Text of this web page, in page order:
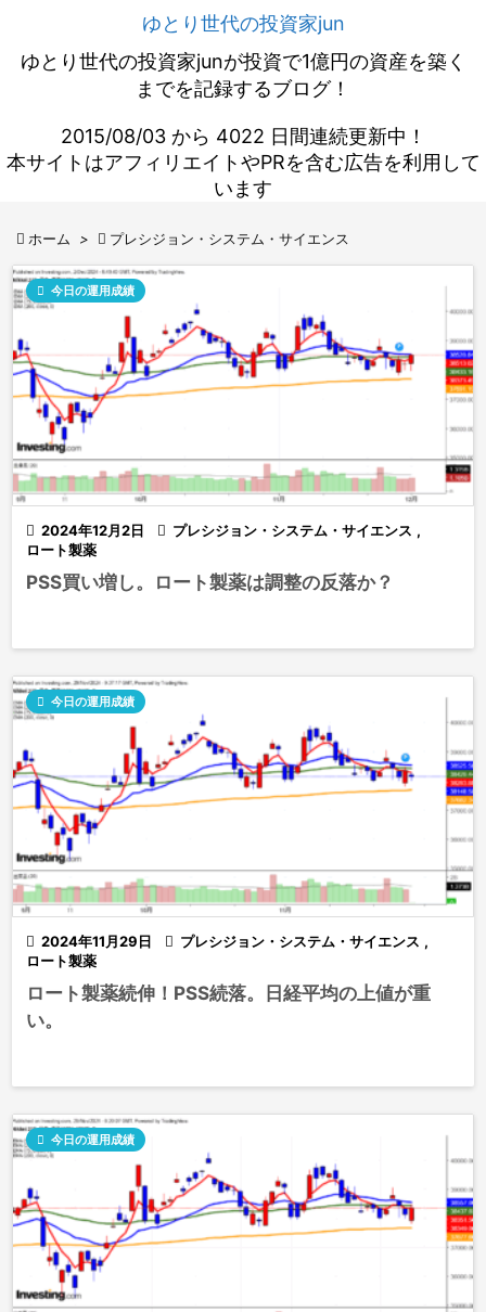
ゆとり世代の投資家jun
ゆとり世代の投資家junが投資で1億円の資産を築く
までを記録するブログ！
2015/08/03 から 4022 日間連続更新中！
本サイトはアフィリエイトやPRを含む広告を利用して
います
 ホーム >  プレシジョン・システム・サイエンス
 2024年12月2日
 今日の運用成績
 プレシジョン・システム・サイエンス ,
ロート製薬
PSS買い増し。ロート製薬は調整の反落か？
 2024年11月29日
 今日の運用成績
 プレシジョン・システム・サイエンス ,
ロート製薬
ロート製薬続伸！PSS続落。日経平均の上値が重
い。
 今日の運用成績